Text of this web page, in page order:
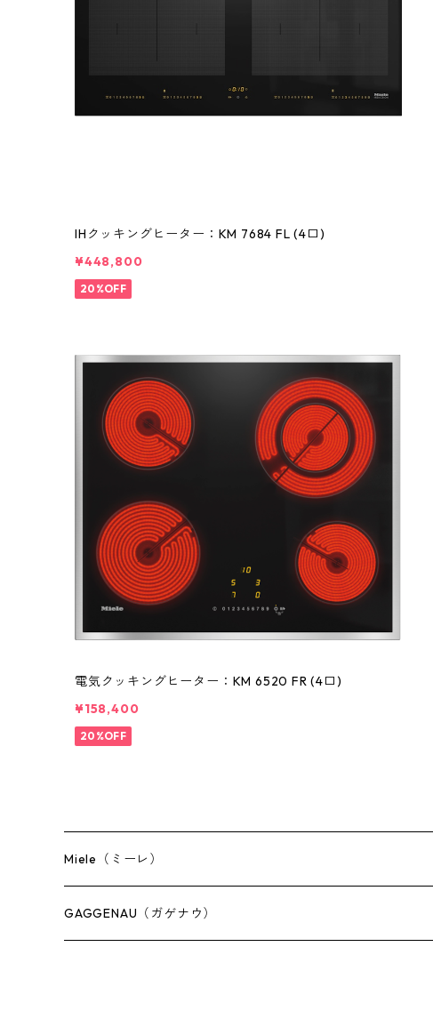
IHクッキングヒーター：KM 7684 FL (4口)
¥448,800
20%OFF
電気クッキングヒーター：KM 6520 FR (4口)
¥158,400
20%OFF
Miele（ミーレ）
キッチン
GAGGENAU（ガゲナウ）